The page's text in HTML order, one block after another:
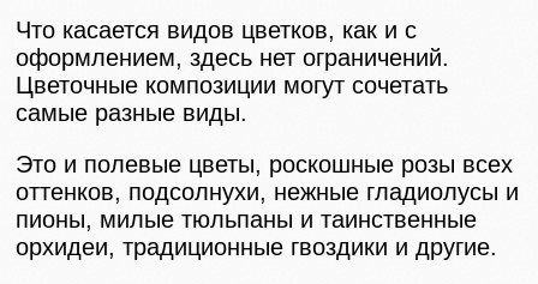
Что касается видов цветков, как и с
оформлением, здесь нет ограничений.
Цветочные композиции могут сочетать
самые разные виды.
Это и полевые цветы, роскошные розы всех
оттенков, подсолнухи, нежные гладиолусы и
пионы, милые тюльпаны и таинственные
орхидеи, традиционные гвоздики и другие.